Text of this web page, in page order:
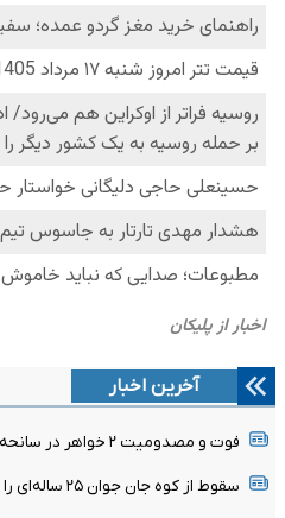
آخرین اخبار
فوت و مصدومیت ۲ خواهر در سانحه رانندگی آزادراه قزوین-رشت
سقوط از کوه جان جوان ۲۵ ساله‌ای را در خمینی‌شهر گرفت